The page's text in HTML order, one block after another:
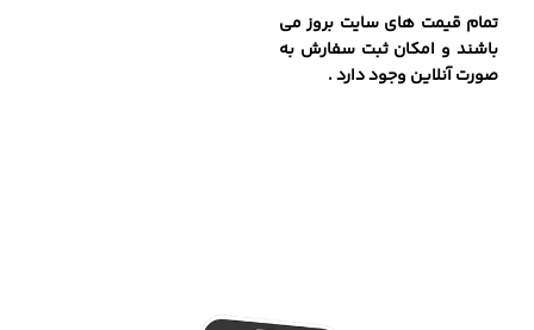
تمام قیمت های سایت بروز می
باشند و امکان ثبت سفارش به
صورت آنلاین وجود دارد .